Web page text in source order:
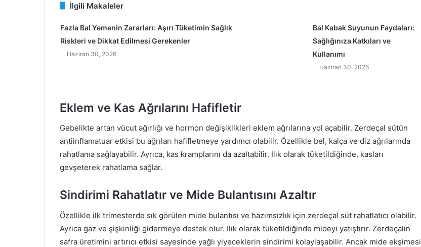
İlgili Makaleler
Fazla Bal Yemenin Zararları: Aşırı Tüketimin Sağlık
Riskleri ve Dikkat Edilmesi Gerekenler
Haziran 30, 2026
Bal Kabak Suyunun Faydaları:
Sağlığınıza Katkıları ve
Kullanımı
Haziran 30, 2026
Eklem ve Kas Ağrılarını Hafifletir
Gebelikte artan vücut ağırlığı ve hormon değişiklikleri eklem ağrılarına yol açabilir. Zerdeçal sütün
antiinflamatuar etkisi bu ağrıları hafifletmeye yardımcı olabilir. Özellikle bel, kalça ve diz ağrılarında
rahatlama sağlayabilir. Ayrıca, kas kramplarını da azaltabilir. Ilık olarak tüketildiğinde, kasları
gevşeterek rahatlama sağlar.
Sindirimi Rahatlatır ve Mide Bulantısını Azaltır
Özellikle ilk trimesterde sık görülen mide bulantısı ve hazımsızlık için zerdeçal süt rahatlatıcı olabilir.
Ayrıca gaz ve şişkinliği gidermeye destek olur. Ilık olarak tüketildiğinde mideyi yatıştırır. Zerdeçalın
safra üretimini artırıcı etkisi sayesinde yağlı yiyeceklerin sindirimi kolaylaşabilir. Ancak mide ekşimesi